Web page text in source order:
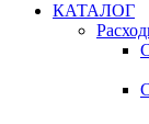
КАТАЛОГ